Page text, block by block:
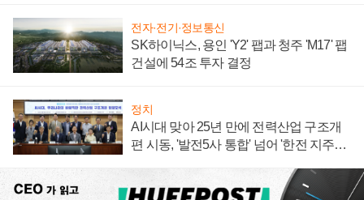
전자·전기·정보통신
SK하이닉스, 용인 'Y2' 팹과 청주 'M17' 팹
건설에 54조 투자 결정
정치
AI시대 맞아 25년 만에 전력산업 구조개
편 시동, '발전5사 통합' 넘어 '한전 지주사'